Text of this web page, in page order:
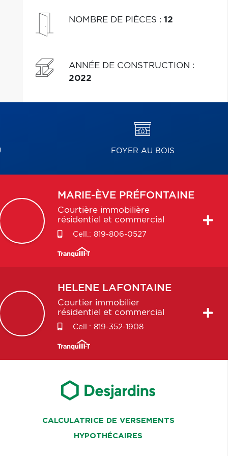
NOMBRE DE PIÈCES : 12
ANNÉE DE CONSTRUCTION :
2022
FOYER AU BOIS
MARIE-ÈVE PRÉFONTAINE
Courtière immobilière
résidentiel et commercial
Cell.: 819-806-0527
HELENE LAFONTAINE
Courtier immobilier
résidentiel et commercial
Cell.: 819-352-1908
CALCULATRICE DE VERSEMENTS
HYPOTHÉCAIRES